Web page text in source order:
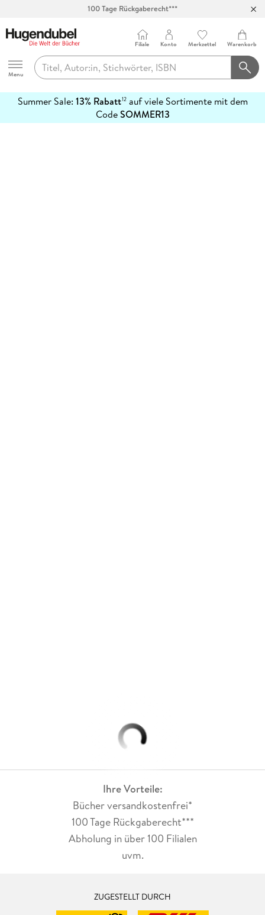
100 Tage Rückgaberecht***
Hugendubel
Menu
Filiale Konto Merkzettel Warenkorb
Summer Sale: 13% Rabatt12auf viele Sortimente mit dem
CodeSOMMER13
erfahren
Ihre Vorteile:
Bücher versandkostenfrei*
100 Tage Rückgaberecht***
Abholung in über 100 Filialen
uvm.
ZUGESTELLT DURCH